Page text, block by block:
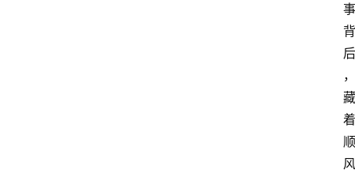
事
背
后
，
藏
着
顺
风